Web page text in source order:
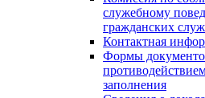
служебному
гражданских
Контактная
Формы
заполнения